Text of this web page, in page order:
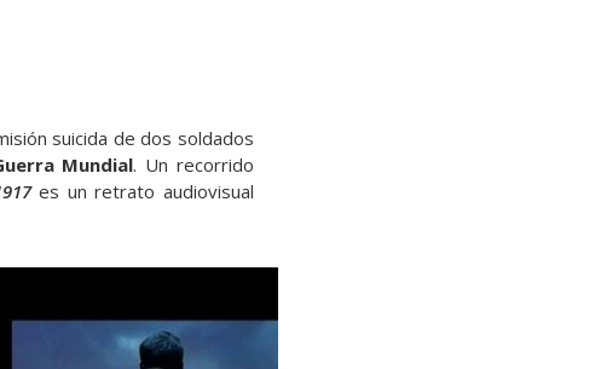
suicida de dos soldados
Mundial. Un recorrido
es un retrato audiovisual